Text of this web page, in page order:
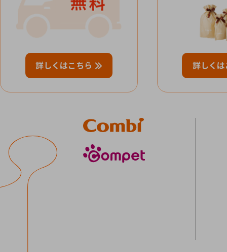
詳しくはこちら 詳しくは
Combi